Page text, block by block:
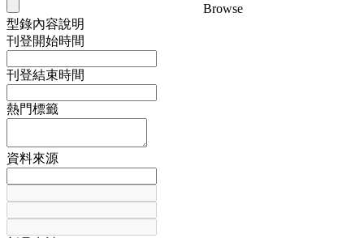
Browse
型錄內容說明
刊登開始時間
刊登結束時間
熱門標籤
資料來源